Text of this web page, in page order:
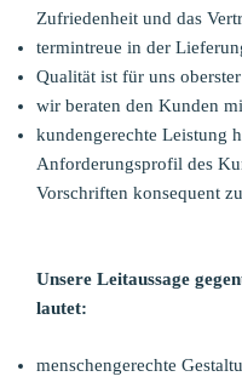
Zufriedenheit und das
termintreue in der
Qualität ist für uns
wir beraten den Kunden
kundengerechte Leistung
Anforderungsprofil des
Vorschriften konsequent
Unsere Leitaussage
lautet:
menschengerechte